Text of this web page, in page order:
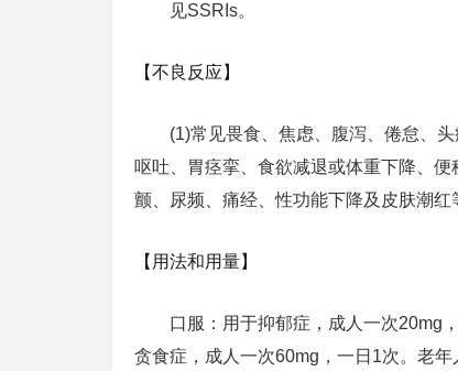
见SSRIs。
【不良反应】
(1)常见畏食、焦虑、腹泻、倦怠、
呕吐、胃痉挛、食欲减退或体重下降、
颤、尿频、痛经、性功能下降及皮肤潮红
【用法和用量】
口服：用于抑郁症，成人一次20mg
贪食症，成人一次60mg，一日1次。老